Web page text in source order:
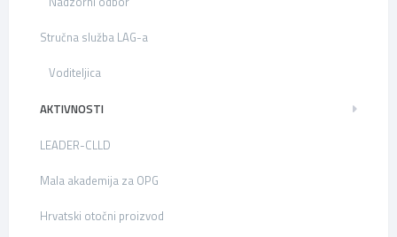
Stručna služba LAG-a
Voditeljica
AKTIVNOSTI
LEADER-CLLD
Mala akademija za OPG
Hrvatski otočni proizvod